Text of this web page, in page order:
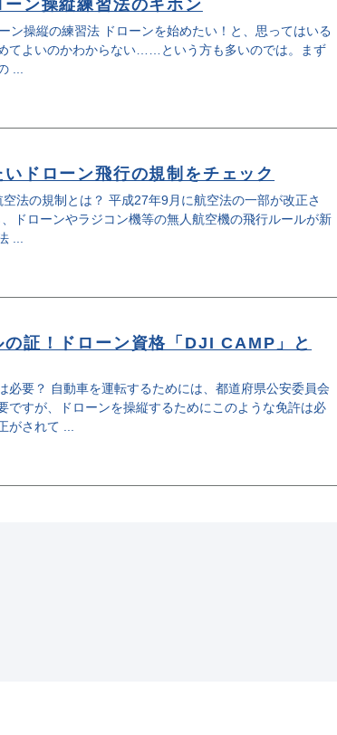
ーン操縦練習法のキホン
ン操縦の練習法 ドローンを始めたい！と、思ってはいる
てよいのかわからない……という方も多いのでは。まず
...
ドローン飛行の規制をチェック
法の規制とは？ 平成27年9月に航空法の一部が改正さ
ドローンやラジコン機等の無人航空機の飛行ルールが新
...
の証！ドローン資格「DJI CAMP」と
必要？ 自動車を運転するためには、都道府県公安委員会
ですが、ドローンを操縦するためにこのような免許は必
がされて ...